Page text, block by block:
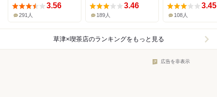
3.56
291人
3.46
189人
3.45
108人
草津×喫茶店のランキングをもっと見る
広告を非表示